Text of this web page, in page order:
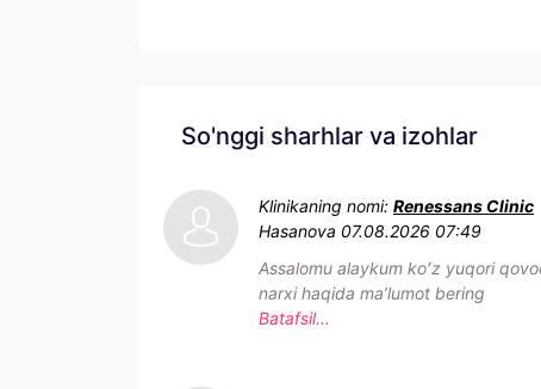
So'nggi sharhlar va izohlar
Klinikaning nomi: Renessans Clinic
Hasanova 07.08.2026 07:49
Assalomu alaykum koʻz yuqori
narxi haqida maʼlumot bering
Batafsil...